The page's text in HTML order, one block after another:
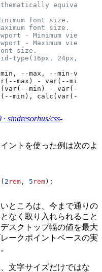
font size.
font size.
- Minimum
- Maximum
size.
type(16px, 24px,
--max, --min-
max) - var(--min))
min) - var(--
min), calc(var(--
sindresorhus/css-
ントを使った例は次のよ
2 rem , 5 rem);
ところは、今まで通りの
なく取り入れられること
スクトップ幅の値を最大
ークポイントベースの実
文字サイズだけではな